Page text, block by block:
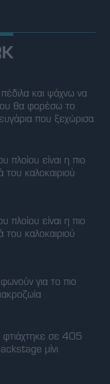
και ψάχνω να
θα φορέσω το
που ξεχώρισα
είναι η πιο
καλοκαιριού
είναι η πιο
καλοκαιριού
για το πιο
σε 405
μίνι